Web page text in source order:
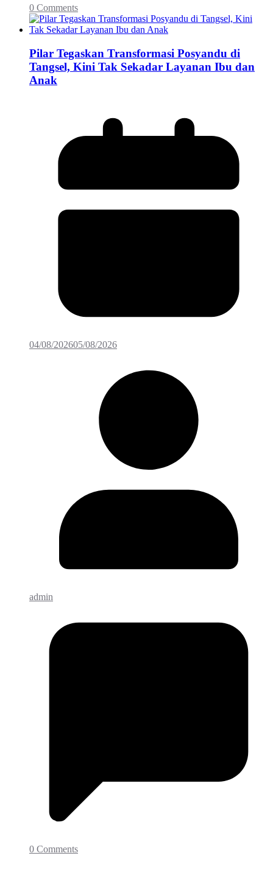
0 Comments
Pilar Tegaskan Transformasi Posyandu di
Tangsel, Kini Tak Sekadar Layanan Ibu dan
Anak
04/08/202605/08/2026
admin
0 Comments